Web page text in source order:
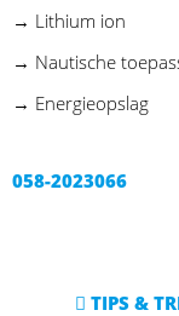
→ Lithium ion
→ Nautische
→ Energieopslag
058-2023066
TIPS &